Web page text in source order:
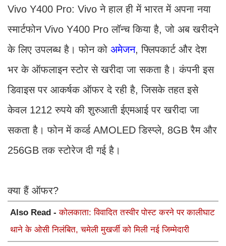
Vivo Y400 Pro: Vivo ने हाल ही में भारत में अपना नया
स्मार्टफोन Vivo Y400 Pro लॉन्च किया है, जो अब खरीदने
के लिए उपलब्ध है। फोन को अमेजन, फ्लिपकार्ट और देश
भर के ऑफलाइन स्टोर से खरीदा जा सकता है। कंपनी इस
डिवाइस पर आकर्षक ऑफर दे रही है, जिसके तहत इसे
केवल 1212 रुपये की शुरुआती ईएमआई पर खरीदा जा
सकता है। फोन में कर्व्ड AMOLED डिस्प्ले, 8GB रैम और
256GB तक स्टोरेज दी गई है।
क्या हैं ऑफर?
Also Read -कोलकाता: विवादित तस्वीर पोस्ट करने पर कालीघाट
थाने के ओसी निलंबित, चमेली मुखर्जी को मिली नई जिम्मेदारी